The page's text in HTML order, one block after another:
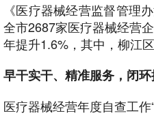
《医疗器械经营监督管理
全市2687家医疗器械经营
年提升1.6%，其中，柳江
早干实干、精准服务，闭
医疗器械经营年度自查工